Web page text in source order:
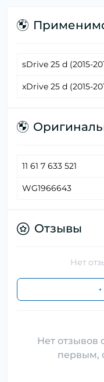
sDrive 25 d (2015-
xDrive 25 d (2015-
11 61 7 633 521
WG1966643
Отзывы
Нет
Нет отзывов
первым,